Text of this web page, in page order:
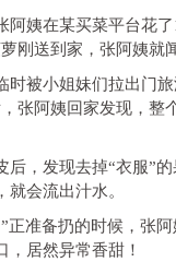
阿姨在某买菜平台花
刚送到家，张阿姨就
时被小姐妹们拉出门
张阿姨回家发现， 整
后，发现去掉“衣服”
会流出汁水。
正准备扔的时候，张
，居然异常香甜！